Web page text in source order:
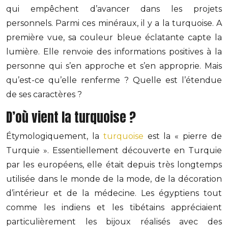
qui empêchent d’avancer dans les projets
personnels. Parmi ces minéraux, il y a la turquoise. A
première vue, sa couleur bleue éclatante capte la
lumière. Elle renvoie des informations positives à la
personne qui s’en approche et s’en approprie. Mais
qu’est-ce qu’elle renferme ? Quelle est l’étendue
de ses caractères ?
D’où vient la turquoise ?
Étymologiquement, la turquoise est la « pierre de
Turquie ». Essentiellement découverte en Turquie
par les européens, elle était depuis très longtemps
utilisée dans le monde de la mode, de la décoration
d’intérieur et de la médecine. Les égyptiens tout
comme les indiens et les tibétains appréciaient
particulièrement les bijoux réalisés avec des